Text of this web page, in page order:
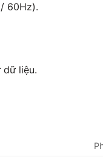
60Hz).
liệu.